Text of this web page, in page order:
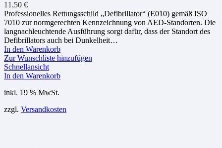
11,50 €
Professionelles Rettungsschild „Defibrillator“ (E010) gemäß ISO
7010 zur normgerechten Kennzeichnung von AED-Standorten. Die
langnachleuchtende Ausführung sorgt dafür, dass der Standort des
Defibrillators auch bei Dunkelheit…
In den Warenkorb
Zur Wunschliste hinzufügen
Schnellansicht
In den Warenkorb
inkl. 19 % MwSt.
zzgl. Versandkosten